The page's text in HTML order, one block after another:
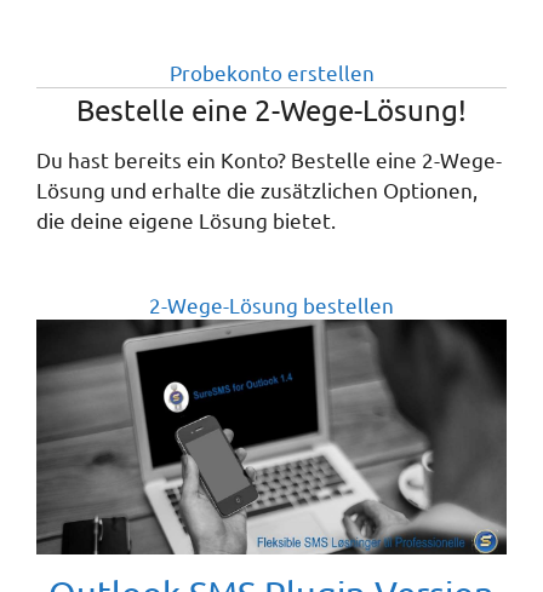
DANKE für ein hervorragendes Produkt! Es tut genau
das, was ich brauche - super gut!"
Michel Gorm, Sekretär
Gemeindezentrum Rodskov
Probekonto erstellen
Bestelle eine 2-Wege-Lösung!
Du hast bereits ein Konto? Bestelle eine 2-Wege-
Lösung und erhalte die zusätzlichen Optionen,
die deine eigene Lösung bietet.
2-Wege-Lösung bestellen